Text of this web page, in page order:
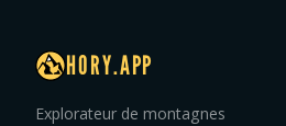
HORY.APP
Explorateur de montagnes